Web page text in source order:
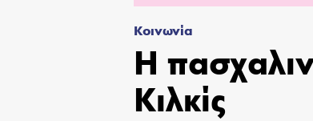
Κοινωνία
Η
Κιλκίς